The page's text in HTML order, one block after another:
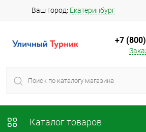
Ваш город: Екатеринбург
+7
Каталог товаров